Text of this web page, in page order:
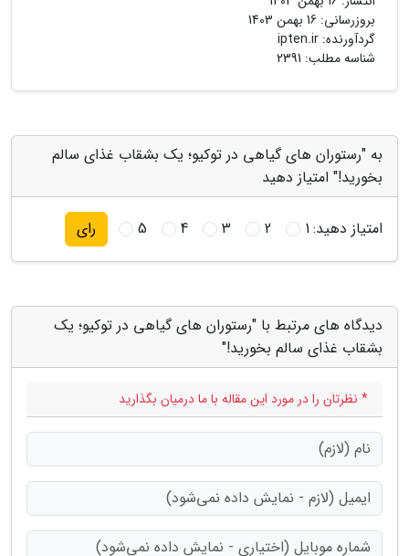
بروزرسانی: 16 بهمن 1403
گردآورنده: ipten.ir
شناسه مطلب: 2391
به "رستوران های گیاهی در توکیو؛ یک بشقاب غذای سالم
بخورید!" امتیاز دهید
امتیاز دهید:1
2
3
4
5 رای
دیدگاه های مرتبط با "رستوران های گیاهی در توکیو؛ یک
بشقاب غذای سالم بخورید!"
* نظرتان را در مورد این مقاله با ما درمیان بگذارید